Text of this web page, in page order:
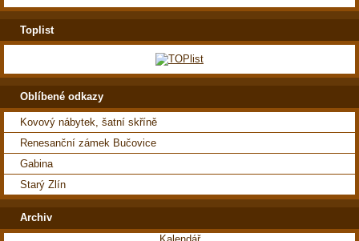
Toplist
Oblíbené odkazy
Kovový nábytek, šatní skříně
Renesanční zámek Bučovice
Gabina
Starý Zlín
Archiv